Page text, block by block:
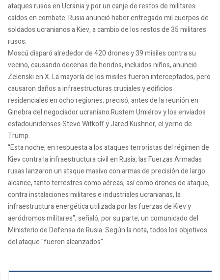
ataques rusos en Ucrania y por un canje de restos de militares
caídos en combate. Rusia anunció haber entregado mil cuerpos de
soldados ucranianos a Kiev, a cambio de los restos de 35 militares
rusos.
Moscú disparó alrededor de 420 drones y 39 misiles contra su
vecino, causando decenas de heridos, incluidos niños, anunció
Zelenski en X. La mayoría de los misiles fueron interceptados, pero
causaron daños a infraestructuras cruciales y edificios
residenciales en ocho regiones, precisó, antes de la reunión en
Ginebra del negociador ucraniano Rustem Umiérov y los enviados
estadounidenses Steve Witkoff y Jared Kushner, el yerno de
Trump.
"Esta noche, en respuesta a los ataques terroristas del régimen de
Kiev contra la infraestructura civil en Rusia, las Fuerzas Armadas
rusas lanzaron un ataque masivo con armas de precisión de largo
alcance, tanto terrestres como aéreas, así como drones de ataque,
contra instalaciones militares e industriales ucranianas, la
infraestructura energética utilizada por las fuerzas de Kiev y
aeródromos militares", señaló, por su parte, un comunicado del
Ministerio de Defensa de Rusia. Según la nota, todos los objetivos
del ataque "fueron alcanzados".